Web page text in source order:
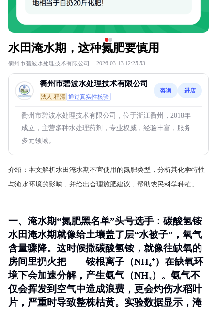
水田淹水期，这种氮肥要慎用
衢州市碧波水处理技术有限公司 · 2026-03-13 12:25:53
衢州市碧波水处理技术有限公司
法人:程清 通过真实性核验
咨询 进店
衢州市碧波水处理技术有限公司，位于浙江衢州，2018年
成立，主营多种水处理药剂，专业权威，经验丰富，服务
多元领域。
介绍： 本文解析水田淹水期不宜使用的氮肥类型，分析其化学特性
与淹水环境的影响，并给出合理施肥建议，帮助农民科学种植。
一、淹水期“氮肥黑名单”头号选手：碳酸氢铵
水田淹水期就像给土壤盖了层“水被子”，氧气
含量骤降。这时候撒碳酸氢铵，就像往缺氧的
房间里扔火把——铵根离子（NH₄⁺）在缺氧环
境下会加速分解，产生氨气（NH₃）。氨气不
仅会挥发到空气中造成浪费，更会灼伤水稻叶
片，严重时导致整株枯黄。实验数据显示，淹